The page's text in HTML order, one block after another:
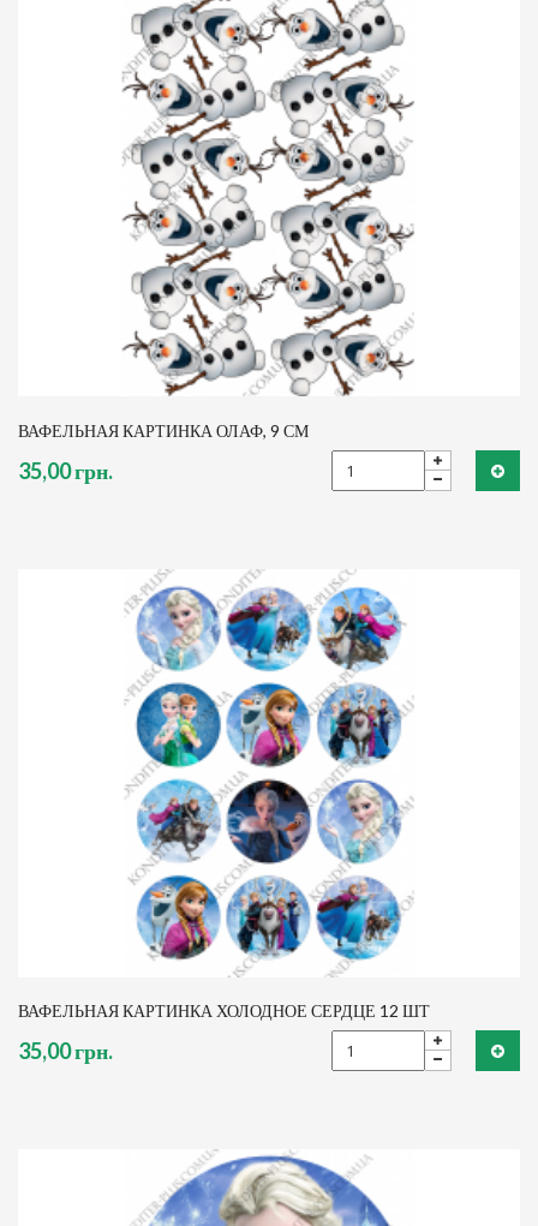
ВАФЕЛЬНАЯ КАРТИНКА ОЛАФ, 9 СМ
35,00 грн.
ВАФЕЛЬНАЯ КАРТИНКА ХОЛОДНОЕ СЕРДЦЕ 12 ШТ
35,00 грн.